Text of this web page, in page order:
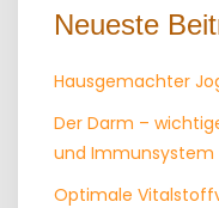
Neueste
Hausgemachter
Der Darm –
und Immunsystem
Optimale